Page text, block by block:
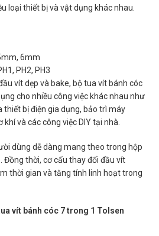
loại thiết bị và vật dụng khác nhau.
6mm
PH2, PH3
vít dẹp và bake, bộ tua vít bánh cóc
cho nhiều công việc khác nhau như
thiết bị điện gia dụng, bảo trì máy
và các công việc DIY tại nhà.
dùng dễ dàng mang theo trong hộp
Đồng thời, cơ cấu thay đổi đầu vít
thời gian và tăng tính linh hoạt trong
vít bánh cóc 7 trong 1 Tolsen